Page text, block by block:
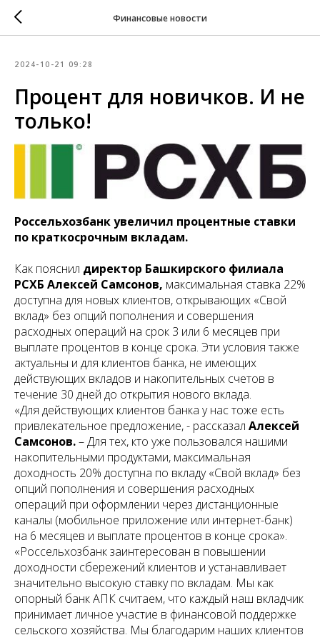
Финансовые новости
2024-10-21 09:28
Процент для новичков. И не
только!
Россельхозбанк увеличил процентные ставки
по краткосрочным вкладам.
Как пояснил директор Башкирского филиала
РСХБ Алексей Самсонов, максимальная ставка 22%
доступна для новых клиентов, открывающих «Свой
вклад» без опций пополнения и совершения
расходных операций на срок 3 или 6 месяцев при
выплате процентов в конце срока. Эти условия также
актуальны и для клиентов банка, не имеющих
действующих вкладов и накопительных счетов в
течение 30 дней до открытия нового вклада.
«Для действующих клиентов банка у нас тоже есть
привлекательное предложение, - рассказал Алексей
Самсонов.– Для тех, кто уже пользовался нашими
накопительными продуктами, максимальная
доходность 20% доступна по вкладу «Свой вклад» без
опций пополнения и совершения расходных
операций при оформлении через дистанционные
каналы (мобильное приложение или интернет-банк)
на 6 месяцев и выплате процентов в конце срока».
«Россельхозбанк заинтересован в повышении
доходности сбережений клиентов и устанавливает
значительно высокую ставку по вкладам. Мы как
опорный банк АПК считаем, что каждый наш вкладчик
принимает личное участие в финансовой поддержке
сельского хозяйства. Мы благодарим наших клиентов